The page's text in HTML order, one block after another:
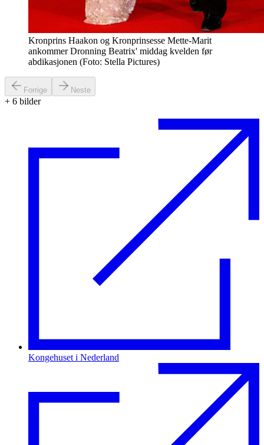
Kronprins Haakon og Kronprinsesse Mette-Marit
ankommer Dronning Beatrix' middag kvelden før
abdikasjonen (Foto: Stella Pictures)
Forrige Neste
+ 6 bilder
Kongehuset i Nederland